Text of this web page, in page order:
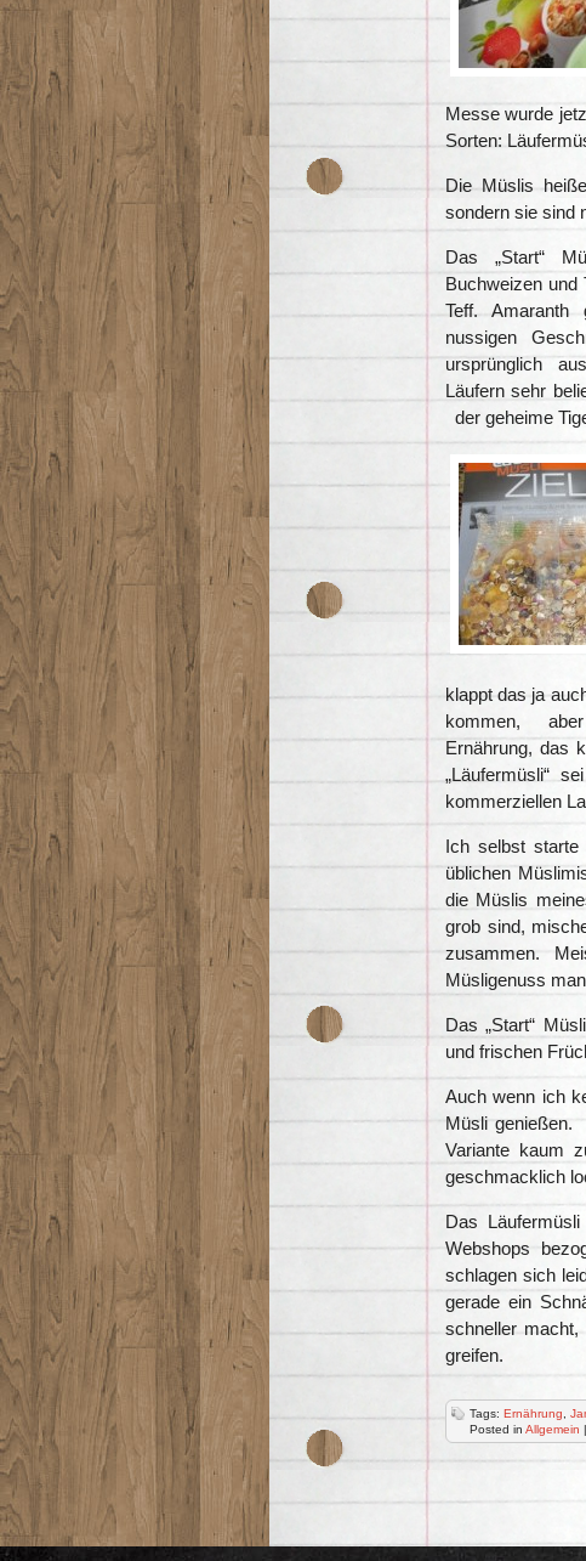
Messe wurde
Sorten:
Die Müslis
sondern sie sind
Das „Start“
Buchweizen und
Teff. Amaranth
nussigen
ursprünglich
Läufern sehr
der geheime
klappt das ja
kommen,
Ernährung, das
„Läufermüsli“
kommerziellen
Ich selbst
üblichen
die Müslis
grob sind,
zusammen.
Müsligenuss
Das „Start“
und frischen
Auch wenn ich
Müsli genießen.
Variante kaum
geschmacklich
Das
Webshops
schlagen sich
gerade ein
schneller
greifen.
Tags: Ernährung,
Posted in Allgemein